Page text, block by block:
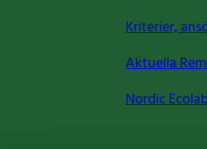
Kriterier,
Aktuella
Nordic